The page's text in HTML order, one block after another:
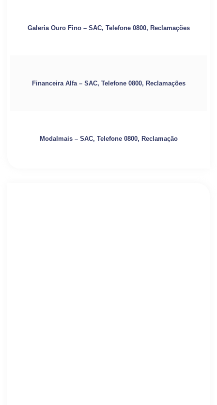
Galeria Ouro Fino – SAC, Telefone 0800, Reclamações
Financeira Alfa – SAC, Telefone 0800, Reclamações
Modalmais – SAC, Telefone 0800, Reclamação